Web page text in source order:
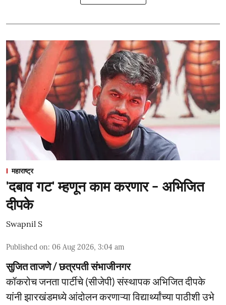
महाराष्ट्र
'दबाव गट' म्हणून काम करणार - अभिजित
दीपके
Swapnil S
Published on: 06 Aug 2026, 3:04 am
सुजित ताजणे / छत्रपती संभाजीनगर
कॉकरोच जनता पार्टीचे (सीजेपी) संस्थापक अभिजित दीपके
यांनी झारखंडमध्ये आंदोलन करणाऱ्या विद्यार्थ्यांच्या पाठीशी उभे